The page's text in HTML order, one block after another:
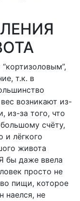
т.к. в
возникают из-
из-за того, что
счёту,
и лёгкого
живота
бы даже ввела
просто не
пищи, которое
наелся, не